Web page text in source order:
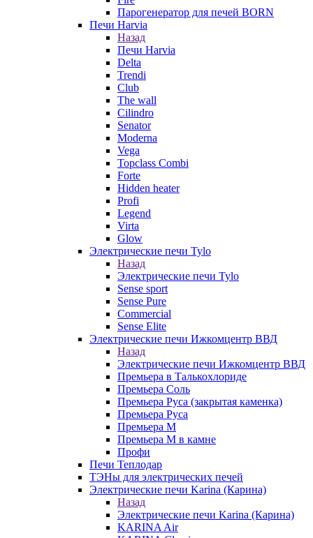
Парогенератор для печей BORN
Печи Harvia
Назад
Печи Harvia
Delta
Trendi
Club
The wall
Cilindro
Senator
Moderna
Vega
Topclass Combi
Forte
Hidden heater
Profi
Legend
Virta
Glow
Электрические печи Tylo
Назад
Электрические печи Tylo
Sense sport
Sense Pure
Commercial
Sense Elite
Электрические печи Ижкомцентр ВВД
Назад
Электрические печи Ижкомцентр ВВД
Премьера в Талькохлориде
Премьера Cоль
Премьера Руса (закрытая каменка)
Премьера Руса
Премьера М
Премьера М в камне
Профи
Печи Теплодар
ТЭНы для электрических печей
Электрические печи Karina (Карина)
Назад
Электрические печи Karina (Карина)
KARINA Air